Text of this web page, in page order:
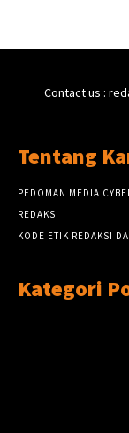
Contact us :
Tentang
PEDOMAN MEDIA
REDAKSI
KODE ETIK REDAKSI
Kategori